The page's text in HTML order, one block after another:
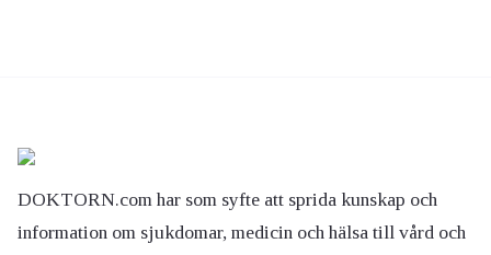
DOKTORN.com har som syfte att sprida kunskap och
information om sjukdomar, medicin och hälsa till vård och